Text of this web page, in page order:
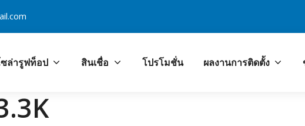
ก PCOA ศูนย์บริการงาน
ล่ารูฟท็อป สินเชื่อ โปรโมชั่น ผลงานการติดตั้ง